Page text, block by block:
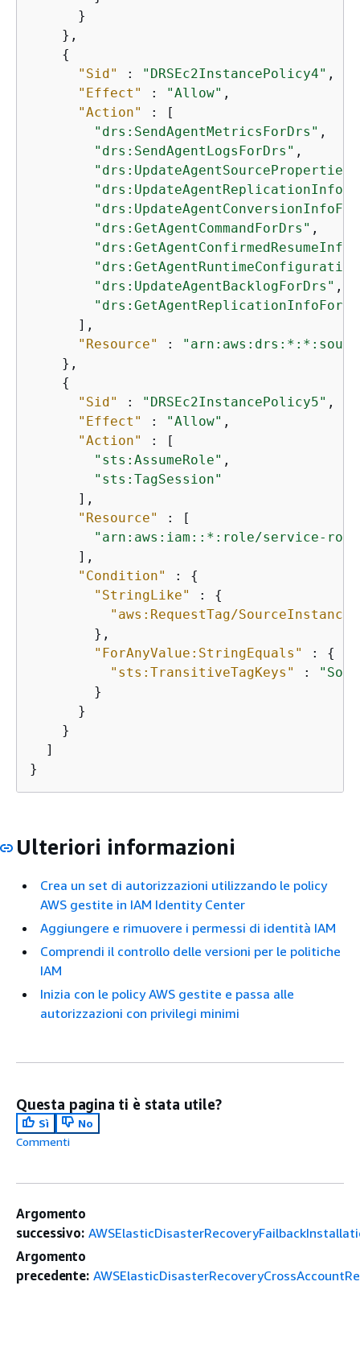
      }
    },
{
"Sid"
: "DRSEc2InstancePolicy4" ,
"Effect"
: "Allow" ,
"Action"
: [
"drs:SendAgentMetricsForDrs" ,
"drs:SendAgentLogsForDrs" ,
"drs:GetAgentCommandForDrs" ,
"drs:UpdateAgentBacklogForDrs" ,
      ],
"Resource"
:
    },
{
"Sid"
: "DRSEc2InstancePolicy5" ,
"Effect"
: "Allow" ,
"Action"
: [
"sts:AssumeRole" ,
"sts:TagSession"
      ],
"Resource"
: [
"arn:aws:iam::*:role/service-role/
      ],
"Condition"
: {
"StringLike"
: {
"aws:RequestTag/
        },
"ForAnyValue:StringEquals"
: {
"sts:TransitiveTagKeys"
:
        }
      }
    }
  ]
}
Ulteriori informazioni
Crea un set di autorizzazioni utilizzando le policy
AWS gestite in IAM Identity Center
Aggiungere e rimuovere i permessi di identità IAM
Comprendi il controllo delle versioni per le politiche
IAM
Inizia con le policy AWS gestite e passa alle
autorizzazioni con privilegi minimi
Questa pagina ti è stata utile?
Sì
No
Commenti
Argomento
successivo:
Argomento
precedente: